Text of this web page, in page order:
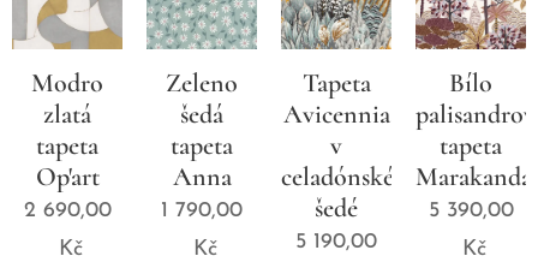
Modro
zlatá
tapeta
Op'art
2 690,00
Kč
Zeleno
šedá
tapeta
Anna
1 790,00
Kč
Tapeta
Avicennia
v
celadónské
šedé
5 190,00
Bílo
tapeta
Marakanda
5 390,00
Kč